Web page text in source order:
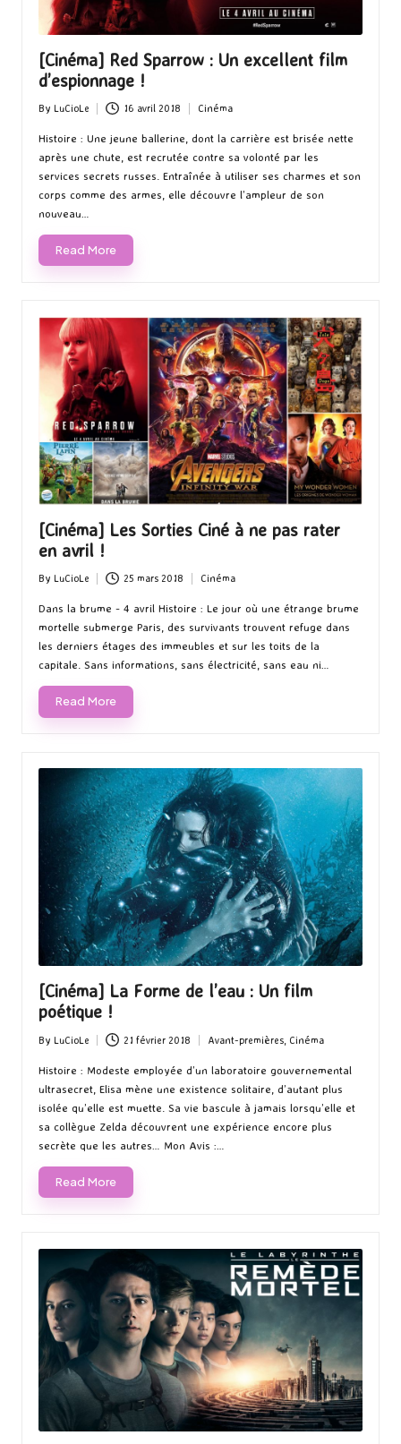
[Cinéma] Red Sparrow : Un excellent film
d’espionnage !
Posted
by
By LuCioLe 16 avril 2018
in
Cinéma
Histoire : Une jeune ballerine, dont la carrière est brisée nette
après une chute, est recrutée contre sa volonté par les
services secrets russes. Entraînée à utiliser ses charmes et son
corps comme des armes, elle découvre l’ampleur de son
nouveau…
Read More
[Cinéma] Les Sorties Ciné à ne pas rater
en avril !
Posted
by
By LuCioLe 25 mars 2018
in
Cinéma
Dans la brume - 4 avril Histoire : Le jour où une étrange brume
mortelle submerge Paris, des survivants trouvent refuge dans
les derniers étages des immeubles et sur les toits de la
capitale. Sans informations, sans électricité, sans eau ni…
Read More
[Cinéma] La Forme de l’eau : Un film
poétique !
Posted
by
By LuCioLe 21 février 2018
Posted
in
Avant-premières, Cinéma
Histoire : Modeste employée d’un laboratoire gouvernemental
ultrasecret, Elisa mène une existence solitaire, d’autant plus
isolée qu’elle est muette. Sa vie bascule à jamais lorsqu’elle et
sa collègue Zelda découvrent une expérience encore plus
secrète que les autres… Mon Avis :…
Read More